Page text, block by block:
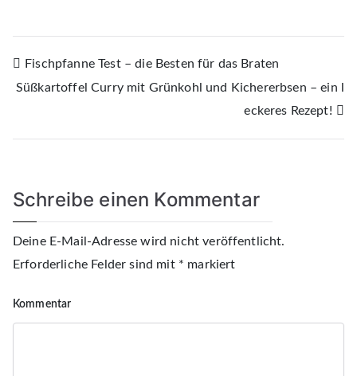
Beitrags-
Navigation
Fischpfanne Test – die Besten für das Braten
Süßkartoffel Curry mit Grünkohl und Kichererbsen – ein l
eckeres Rezept!
Schreibe einen Kommentar
Deine E-Mail-Adresse wird nicht veröffentlicht.
Erforderliche Felder sind mit * markiert
Kommentar